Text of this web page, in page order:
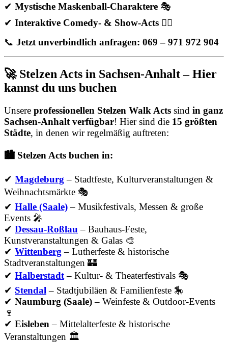
✔ Mystische Maskenball-Charaktere 🎭
✔ Interaktive Comedy- & Show-Acts 🤹‍♂️
📞 Jetzt unverbindlich anfragen: 069 – 971 972 904
🚀 Stelzen Acts in Sachsen-Anhalt – Hier
kannst du uns buchen
Unsere professionellen Stelzen Walk Acts sind in ganz
Sachsen-Anhalt verfügbar! Hier sind die 15 größten
Städte, in denen wir regelmäßig auftreten:
🏙️ Stelzen Acts buchen in:
✔ Magdeburg– Stadtfeste, Kulturveranstaltungen &
Weihnachtsmärkte 🎭
✔ Halle (Saale)– Musikfestivals, Messen & große
Events 🎤
✔ Dessau-Roßlau – Bauhaus-Feste,
Kunstveranstaltungen & Galas 🎨
✔ Wittenberg– Lutherfeste & historische
Stadtveranstaltungen 🏰
✔ Halberstadt– Kultur- & Theaterfestivals 🎭
✔ Stendal– Stadtjubiläen & Familienfeste 🎠
✔ Naumburg (Saale)– Weinfeste & Outdoor-Events
🍷
✔ Eisleben– Mittelalterfeste & historische
Veranstaltungen 🏛